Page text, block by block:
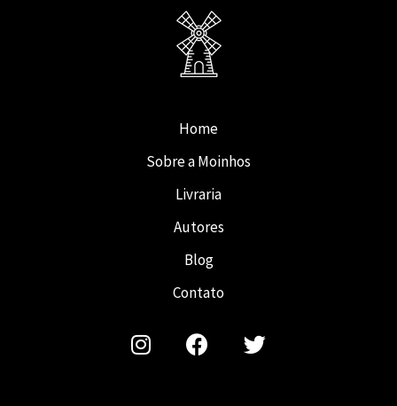
Home
Sobre a Moinhos
Livraria
Autores
Blog
Contato